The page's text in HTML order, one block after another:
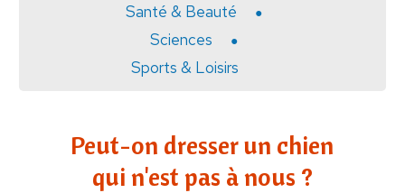
Santé & Beauté
Sciences
Sports & Loisirs
Peut-on dresser un chien
qui n'est pas à nous ?